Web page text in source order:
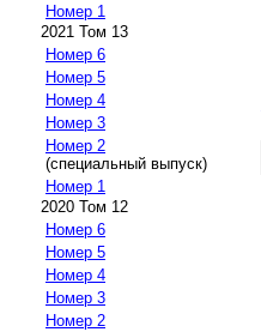
Номер 1
2021 Том 13
Номер 6
Номер 5
Номер 4
Номер 3
Номер 2
(специальный выпуск)
Номер 1
2020 Том 12
Номер 6
Номер 5
Номер 4
Номер 3
Номер 2